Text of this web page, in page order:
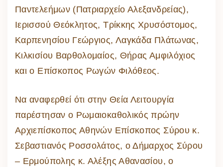
Παντελεήμων (Πατριαρχείο Αλεξανδρείας),
Ιερισσού Θεόκλητος, Τρίκκης Χρυσόστομος,
Καρπενησίου Γεώργιος, Λαγκάδα Πλάτωνας,
Κιλκισίου Βαρθολομαίος, Θήρας Αμφιλόχιος
και ο Επίσκοπος Ρωγών Φιλόθεος.
Να αναφερθεί ότι στην Θεία Λειτουργία
παρέστησαν ο Ρωμαιοκαθολικός πρώην
Αρχιεπίσκοπος Αθηνών Επίσκοπος Σύρου κ.
Σεβαστιανός Ροσσολάτος, ο Δήμαρχος Σύρου
– Ερμούπολης κ. Αλέξης Αθανασίου, ο